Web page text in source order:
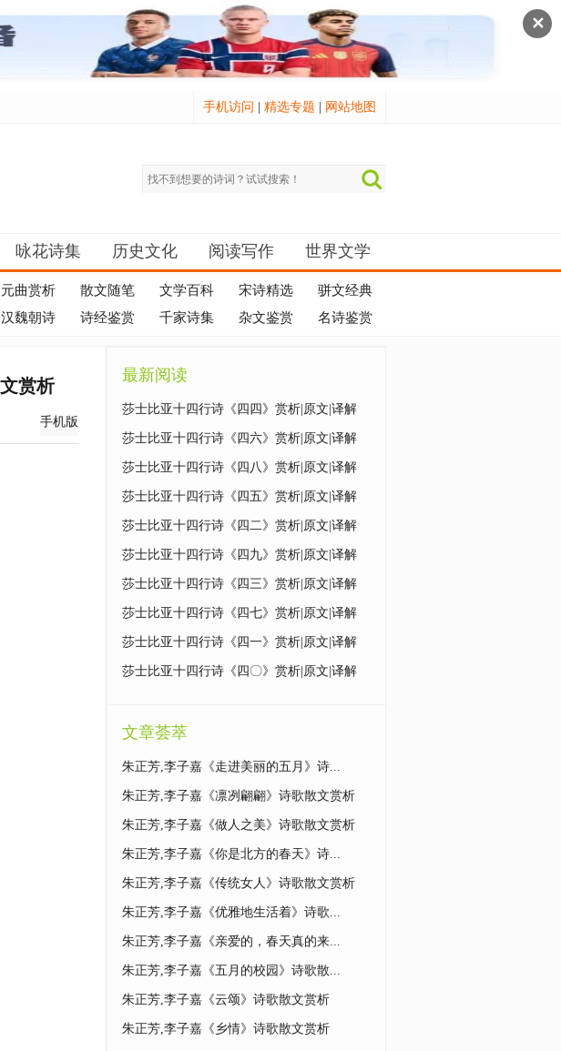
✕
手机访问 精选专题 网站地图
咏花诗集 历史文化 阅读写作 世界文学
元曲赏析 散文随笔 文学百科 宋诗精选
骈文经典
汉魏朝诗 诗经鉴赏 千家诗集 杂文鉴赏 名诗鉴赏
赏析
手机版
最新阅读
莎士比亚十四行诗《四四》赏析|原文|译解
莎士比亚十四行诗《四六》赏析|原文|译解
莎士比亚十四行诗《四八》赏析|原文|译解
莎士比亚十四行诗《四五》赏析|原文|译解
莎士比亚十四行诗《四二》赏析|原文|译解
莎士比亚十四行诗《四九》赏析|原文|译解
莎士比亚十四行诗《四三》赏析|原文|译解
莎士比亚十四行诗《四七》赏析|原文|译解
莎士比亚十四行诗《四一》赏析|原文|译解
莎士比亚十四行诗《四〇》赏析|原文|译解
文章荟萃
朱正芳,李子嘉《走进美丽的五月》诗...
朱正芳,李子嘉《凛冽翩翩》诗歌散文赏析
朱正芳,李子嘉《做人之美》诗歌散文赏析
朱正芳,李子嘉《你是北方的春天》诗...
朱正芳,李子嘉《传统女人》诗歌散文赏析
朱正芳,李子嘉《优雅地生活着》诗歌...
朱正芳,李子嘉《亲爱的，春天真的来...
朱正芳,李子嘉《五月的校园》诗歌散...
朱正芳,李子嘉《云颂》诗歌散文赏析
朱正芳,李子嘉《乡情》诗歌散文赏析